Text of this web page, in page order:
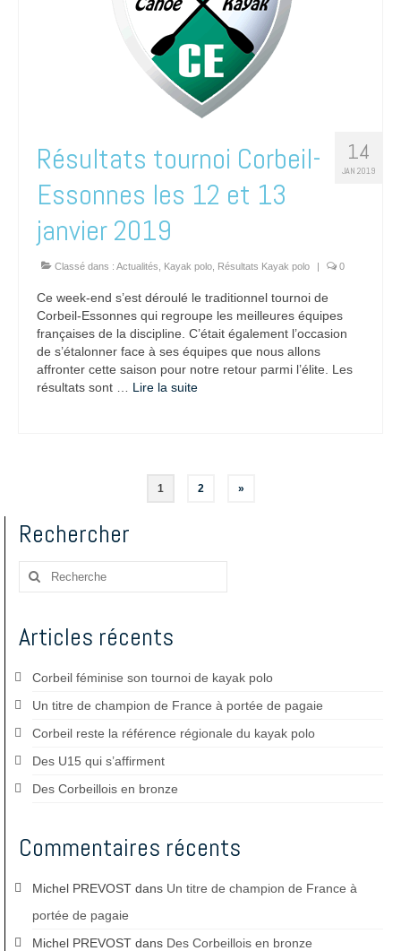
14
JAN 2019
Résultats tournoi Corbeil-
Essonnes les 12 et 13
janvier 2019
Classé dans : Actualités Kayak polo Résultats Kayak polo | 0
Ce week-end s’est déroulé le traditionnel tournoi de
Corbeil-Essonnes qui regroupe les meilleures équipes
françaises de la discipline. C’était également l’occasion
de s’étalonner face à ses équipes que nous allons
affronter cette saison pour notre retour parmi l’élite. Les
résultats sont … Lire la suite­­
des
publications
1 2 »
Rechercher
Rechercher
Articles récents
Corbeil féminise son tournoi de kayak polo
Un titre de champion de France à portée de pagaie
Corbeil reste la référence régionale du kayak polo
Des U15 qui s’affirment
Des Corbeillois en bronze
Commentaires récents
Michel PREVOST dans Un titre de champion de France à
portée de pagaie
Michel PREVOST dans Des Corbeillois en bronze